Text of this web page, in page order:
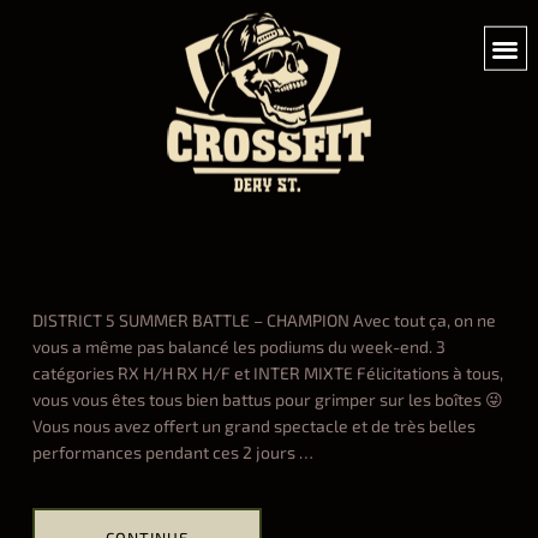
DISTRICT 5 SUMMER BATTLE – CHAMPION Avec tout ça, on ne
vous a même pas balancé les podiums du week-end. 3
catégories RX H/H RX H/F et INTER MIXTE Félicitations à tous,
vous vous êtes tous bien battus pour grimper sur les boîtes 😜
Vous nous avez offert un grand spectacle et de très belles
performances pendant ces 2 jours…